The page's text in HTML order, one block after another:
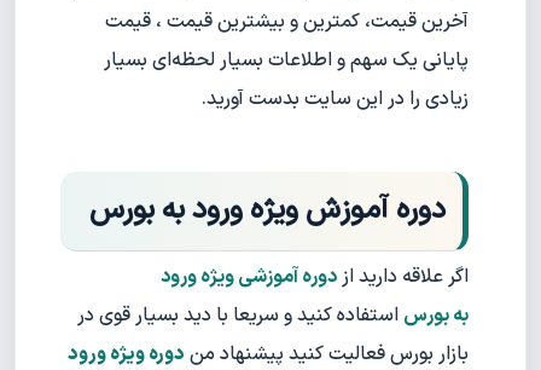
آخرین قیمت، کمترین و بیشترین قیمت ، قیمت
پایانی یک سهم و اطلاعات بسیار لحظه‌ای بسیار
زیادی را در این سایت بدست آورید.
دوره آموزش ویژه ورود به بورس
اگر علاقه دارید از دوره آموزشی ویژه ورود
به بورس استفاده کنید و سریعا با دید بسیار قوی در
بازار بورس فعالیت کنید پیشنهاد من دوره ویژه ورود